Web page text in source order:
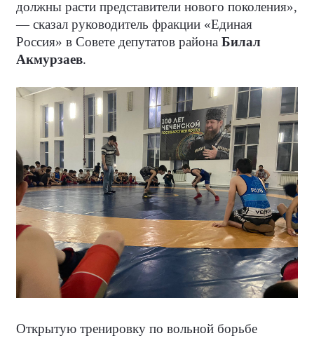
должны расти представители нового поколения»,
— сказал руководитель фракции «Единая
Россия» в Совете депутатов района Билал
Акмурзаев.
Открытую тренировку по вольной борьбе